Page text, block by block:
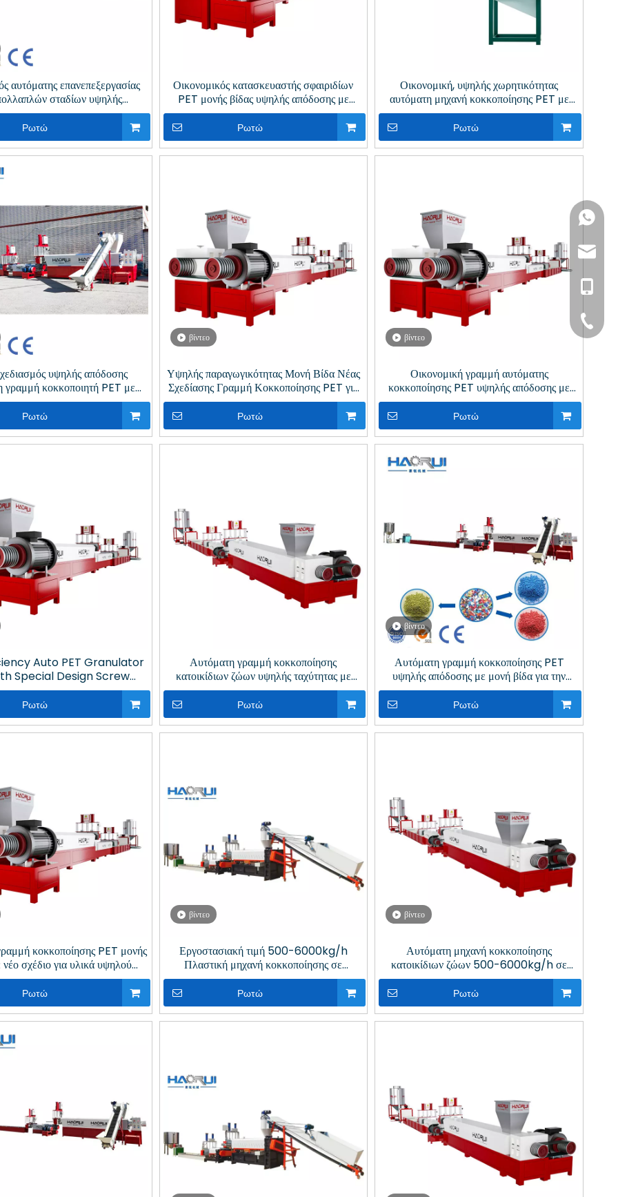
αυτόματης επανεπεξεργασίας
σταδίων υψηλής
με απαέρωση κενού για
ανακύκλωση πλαστικών
Ρωτώ
Οικονομικός κατασκευαστής σφαιριδίων
PET μονής βίδας υψηλής απόδοσης με
απαέρωση κενού για ανακύκλωση
πλαστικών
Ρωτώ
Οικονομική, υψηλής χωρητικότητας
αυτόματη μηχανή κοκκοποίησης PET με
μονή βίδα για την κλωστοϋφαντουργία
Ρωτώ
υψηλής απόδοσης
γραμμή κοκκοποιητή PET με
κενού για ανακύκλωση
πλαστικών
Ρωτώ
βίντεο
Υψηλής παραγωγικότητας Μονή Βίδα Νέας
Σχεδίασης Γραμμή Κοκκοποίησης PET για
Ανακύκλωση Πλαστικών
Ρωτώ
βίντεο
Οικονομική γραμμή αυτόματης
κοκκοποίησης PET υψηλής απόδοσης με
υδραυλικούς εναλλάκτες οθόνης για
ανακύκλωση πλαστικών
Ρωτώ
Auto PET Granulator
Special Design Screw
Ανακύκλωση Πλαστικών
Βαρέων Ακαθαρσιών
Ρωτώ
Αυτόματη γραμμή κοκκοποίησης
κατοικίδιων ζώων υψηλής ταχύτητας με
ανεμιστήρα για την κλωστοϋφαντουργία
Ρωτώ
βίντεο
Αυτόματη γραμμή κοκκοποίησης PET
υψηλής απόδοσης με μονή βίδα για την
κλωστοϋφαντουργία
Ρωτώ
κοκκοποίησης PET μονής
νέο σχέδιο για υλικά υψηλού
ιξώδους
Ρωτώ
βίντεο
Εργοστασιακή τιμή 500-6000kg/h
Πλαστική μηχανή κοκκοποίησης σε
εργοστάσιο ανακύκλωσης
Ρωτώ
βίντεο
Αυτόματη μηχανή κοκκοποίησης
κατοικίδιων ζώων 500-6000kg/h σε
εργοστάσιο ανακύκλωσης πλαστικών
Ρωτώ
+86-
+86-
+86-